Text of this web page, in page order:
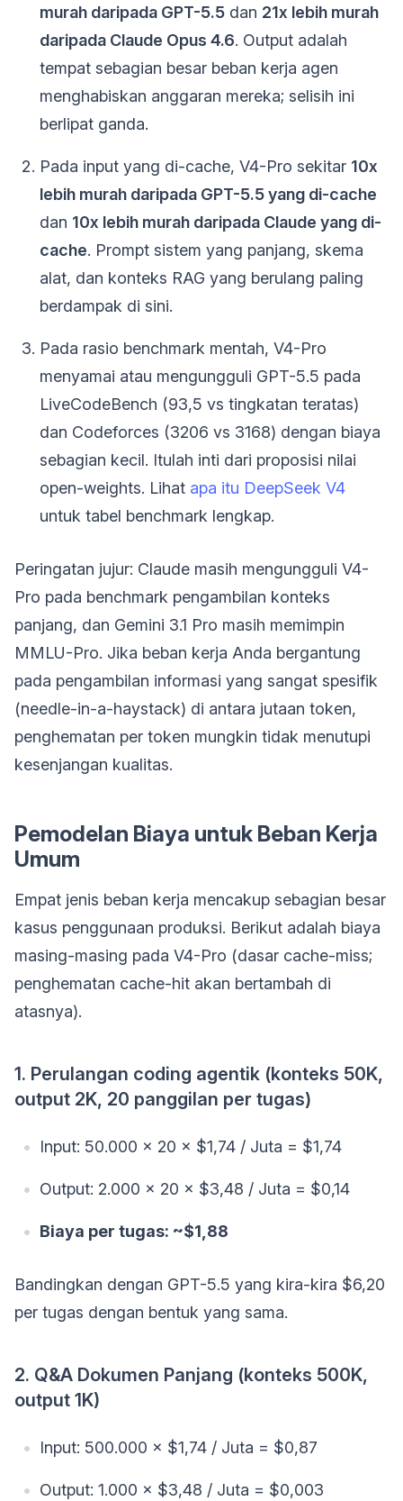
murah daripada GPT-5.5 dan 21x lebih murah
daripada Claude Opus 4.6. Output adalah
tempat sebagian besar beban kerja agen
menghabiskan anggaran mereka; selisih ini
berlipat ganda.
Pada input yang di-cache, V4-Pro sekitar 10x
lebih murah daripada GPT-5.5 yang di-cache
dan 10x lebih murah daripada Claude yang di-
cache. Prompt sistem yang panjang, skema
alat, dan konteks RAG yang berulang paling
berdampak di sini.
Pada rasio benchmark mentah, V4-Pro
menyamai atau mengungguli GPT-5.5 pada
LiveCodeBench (93,5 vs tingkatan teratas)
dan Codeforces (3206 vs 3168) dengan biaya
sebagian kecil. Itulah inti dari proposisi nilai
open-weights. Lihat apa itu DeepSeek V4
untuk tabel benchmark lengkap.
Peringatan jujur: Claude masih mengungguli V4-
Pro pada benchmark pengambilan konteks
panjang, dan Gemini 3.1 Pro masih memimpin
MMLU-Pro. Jika beban kerja Anda bergantung
pada pengambilan informasi yang sangat spesifik
(needle-in-a-haystack) di antara jutaan token,
penghematan per token mungkin tidak menutupi
kesenjangan kualitas.
Pemodelan Biaya untuk Beban Kerja
Umum
Empat jenis beban kerja mencakup sebagian besar
kasus penggunaan produksi. Berikut adalah biaya
masing-masing pada V4-Pro (dasar cache-miss;
penghematan cache-hit akan bertambah di
atasnya).
1. Perulangan coding agentik (konteks 50K,
output 2K, 20 panggilan per tugas)
Input: 50.000 × 20 × $1,74 / Juta = $1,74
Output: 2.000 × 20 × $3,48 / Juta = $0,14
Biaya per tugas: ~$1,88
Bandingkan dengan GPT-5.5 yang kira-kira $6,20
per tugas dengan bentuk yang sama.
2. Q&A Dokumen Panjang (konteks 500K,
output 1K)
Input: 500.000 × $1,74 / Juta = $0,87
Output: 1.000 × $3,48 / Juta = $0,003